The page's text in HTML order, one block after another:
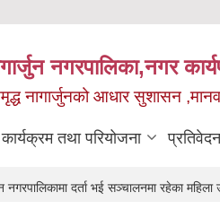
नगरपालिका,नगर
नागार्जुनको आधार सुशासन ,मानव
कार्यक्रम तथा परियोजना प्रतिवेदन
नगरपालिकामा दर्ता भई सञ्‍चालनमा रहेका